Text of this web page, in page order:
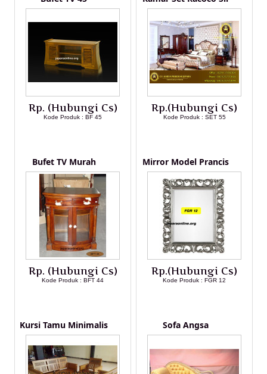
Rp. (Hubungi Cs)
Kode Produk : BF 45
Rp.(Hubungi Cs)
Kode Produk : SET 55
Bufet TV Murah
Rp. (Hubungi Cs)
Kode Produk : BFT 44
Mirror Model Prancis
Rp.(Hubungi Cs)
Kode Produk : FGR 12
Kursi Tamu Minimalis Sofa Angsa